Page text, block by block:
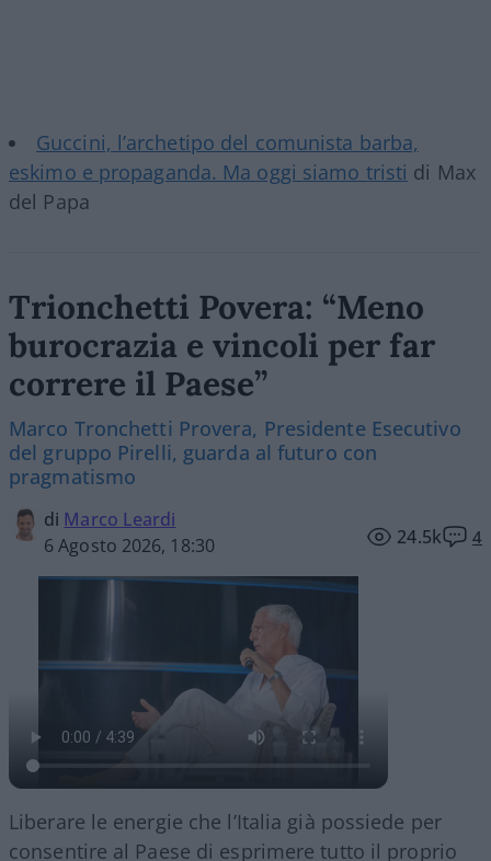
Guccini, l’archetipo del comunista barba,
eskimo e propaganda. Ma oggi siamo tristi di Max
del Papa
Trionchetti Povera: “Meno
burocrazia e vincoli per far
correre il Paese”
Marco Tronchetti Provera, Presidente Esecutivo
del gruppo Pirelli, guarda al futuro con
pragmatismo
di Marco Leardi
6 Agosto 2026, 18:30
24.5k 4
Liberare le energie che l’Italia già possiede per
consentire al Paese di esprimere tutto il proprio